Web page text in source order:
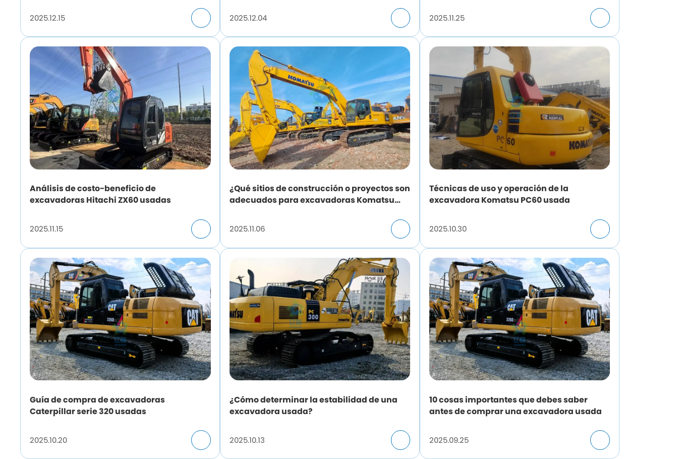
2025.12.15 2025.12.04 2025.11.25
Análisis de costo-beneficio de
excavadoras Hitachi ZX60 usadas
2025.11.15
¿Qué sitios de construcción o proyectos son
adecuados para excavadoras Komatsu
2025.11.06
Técnicas de uso y operación de la
excavadora Komatsu PC60 usada
2025.10.30
Guía de compra de excavadoras
Caterpillar serie 320 usadas
2025.10.20
¿Cómo determinar la estabilidad de una
excavadora usada?
2025.10.13
10 cosas importantes que debes saber
antes de comprar una excavadora usada
2025.09.25